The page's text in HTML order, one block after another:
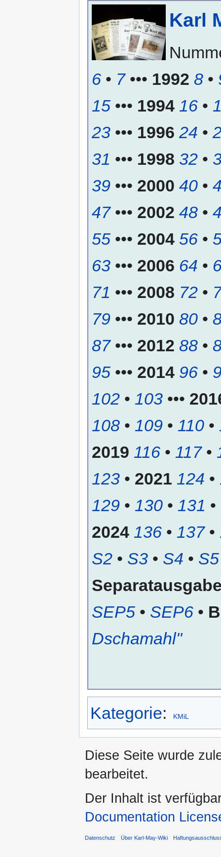
Karl
6 • 7••• 1992 8 •
15 ••• 1994 16 •
23 ••• 1996 24 •
31 ••• 1998 32 •
39 ••• 2000 40 •
47••• 2002 48 •
55 ••• 2004 56 •
63 ••• 2006 64 •
71 ••• 2008 72 •
79 ••• 2010 80 •
87••• 2012 88 •
95 ••• 2014 96 •
102 • 103 •••
108 • 109 • 110 •
2019 116 • 117•
123 • 2021 124 •
129 • 130 • 131 •
2024 136 • 137•
S2 • S3 • S4 • S5
SEP5 • SEP6 •
Dschamahl"
Kategorie: KMiL
Diese Seite wurde
bearbeitet.
Der Inhalt ist
Documentation
Datenschutz Über Karl-May-Wiki